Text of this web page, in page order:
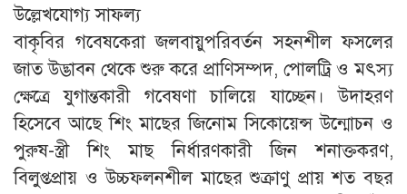
উল্লেখযোগ্য সাফল্য
বাকৃবির গবেষকেরা জলবায়ুপরিবর্তন সহনশীল ফসলের
জাত উদ্ভাবন থেকে শুরু করে প্রাণিসম্পদ, পোলট্রি ও মৎস্য
ক্ষেত্রে যুগান্তকারী গবেষণা চালিয়ে যাচ্ছেন। উদাহরণ
হিসেবে আছে শিং মাছের জিনোম সিকোয়েন্স উন্মোচন ও
পুরুষ-স্ত্রী শিং মাছ নির্ধারণকারী জিন শনাক্তকরণ,
বিলুপ্তপ্রায় ও উচ্চফলনশীল মাছের শুক্রাণু প্রায় শত বছর